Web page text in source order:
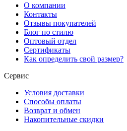
О компании
Контакты
Отзывы покупателей
Блог по стилю
Оптовый отдел
Сертификаты
Как определить свой размер?
Сервис
Условия доставки
Способы оплаты
Возврат и обмен
Накопительные скидки